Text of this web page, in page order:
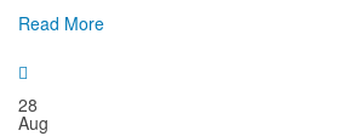
Read More
28
Aug